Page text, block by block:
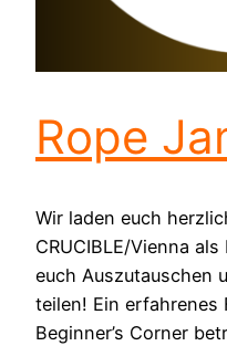
Rope
Wir laden euch
CRUCIBLE/Vienna
euch Auszutauschen
teilen! Ein erfahrenes
Beginner’s Corner